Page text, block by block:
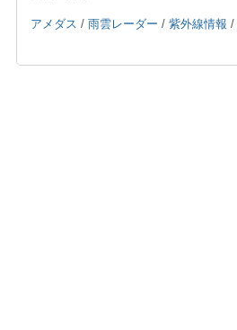
アメダス / 雨雲レーダー / 紫外線情報 /